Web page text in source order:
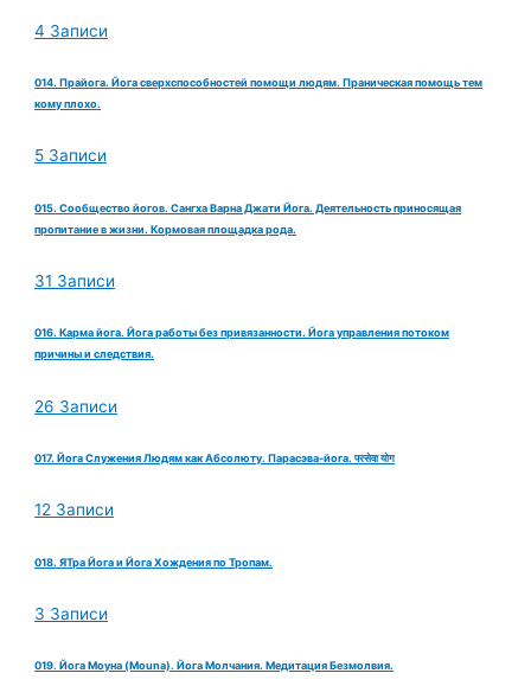
4 Записи
014. Прайога. Йога сверхспособностей помощи людям. Праническая помощь тем
кому плохо.
5 Записи
015. Сообщество йогов. Сангха Варна Джати Йога. Деятельность приносящая
пропитание в жизни. Кормовая площадка рода.
31 Записи
016. Карма йога. Йога работы без привязанности. Йога управления потоком
причины и следствия.
26 Записи
017. Йога Служения Людям как Абсолюту. Парасэва-йога. परसेवा योग
12 Записи
018. ЯТра Йога и Йога Хождения по Тропам.
3 Записи
019. Йога Моуна (Mouna). Йога Молчания. Медитация Безмолвия.